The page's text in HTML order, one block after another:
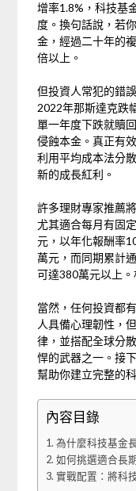
增率1.8%，科技基
度。換句話說，若
金，經過二十年的
倍以上。
但投資人常犯的錯
2022年那斯達克跌
單一年度下跌就贖
侵蝕本金。真正有
利用平均成本法分
新的成長紅利。
許多理財專家推薦
尤其適合每月有固
元，以年化報酬率
萬元，而同期累計
可達380萬元以上
當然，任何投資都
人具備心理韌性，
律，並搭配全球分
悍的武器之一。接
幫助你建立完整的
內容目錄
為什麼科技基金
如何挑選適合長
實戰配置：將科